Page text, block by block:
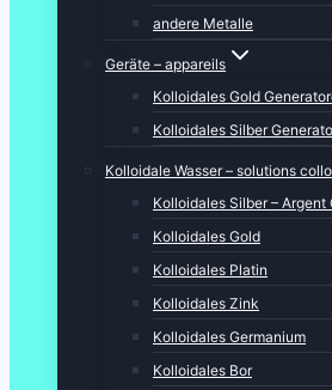
andere Metalle
Geräte – appareils
Kolloidales Gold
Kolloidales Silber
Kolloidale Wasser – solutions
Kolloidales Silber – Argent
Kolloidales Gold
Kolloidales Platin
Kolloidales Zink
Kolloidales Germanium
Kolloidales Bor